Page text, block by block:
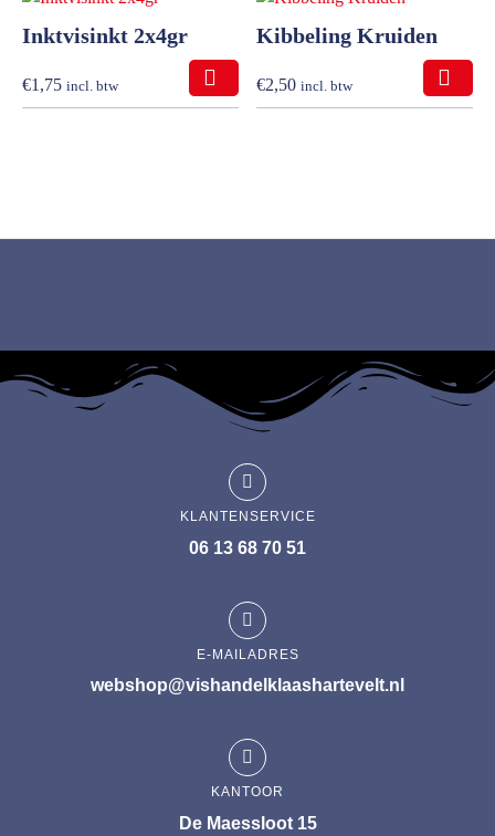
Inktvisinkt 2x4gr
€1,75 incl. btw
Kibbeling Kruiden
€2,50 incl. btw
KLANTENSERVICE
06 13 68 70 51
E-MAILADRES
webshop@vishandelklaashartevelt.nl
KANTOOR
De Maessloot 15